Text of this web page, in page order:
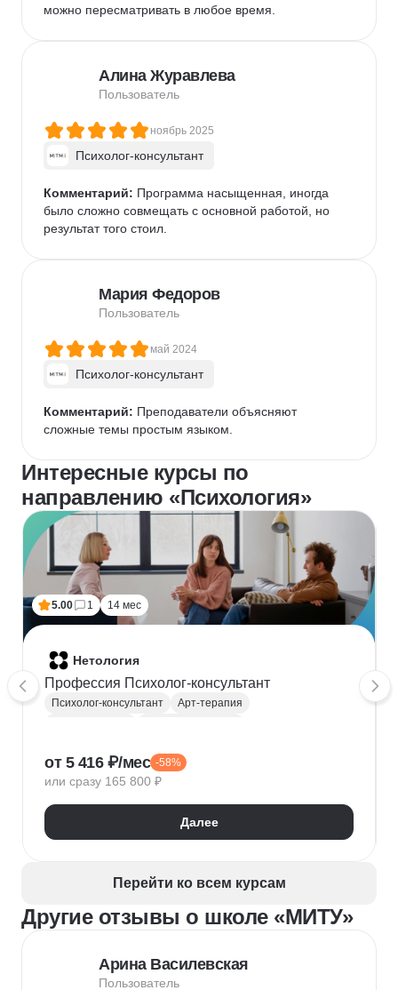
можно пересматривать в любое время.
Алина Журавлева
Пользователь
ноябрь 2025
Психолог-консультант
Комментарий: Программа насыщенная, иногда
было сложно совмещать с основной работой, но
результат того стоил.
Мария Федоров
Пользователь
май 2024
Психолог-консультант
Комментарий: Преподаватели объясняют
сложные темы простым языком.
Интересные курсы по
направлению «Психология»
5.00 1 14 мес
Нетология
Профессия Психолог-консультант
Психолог-консультант
Арт-терапия
Кризисный психолог
Телесно-ориентированная терапия
Когнитивно-поведенческая терапия (КПТ)
от 5 416 ₽/мес -58%
или сразу 165 800 ₽
Далее
Перейти ко всем курсам
Другие отзывы о школе «МИТУ»
Арина Василевская
Пользователь